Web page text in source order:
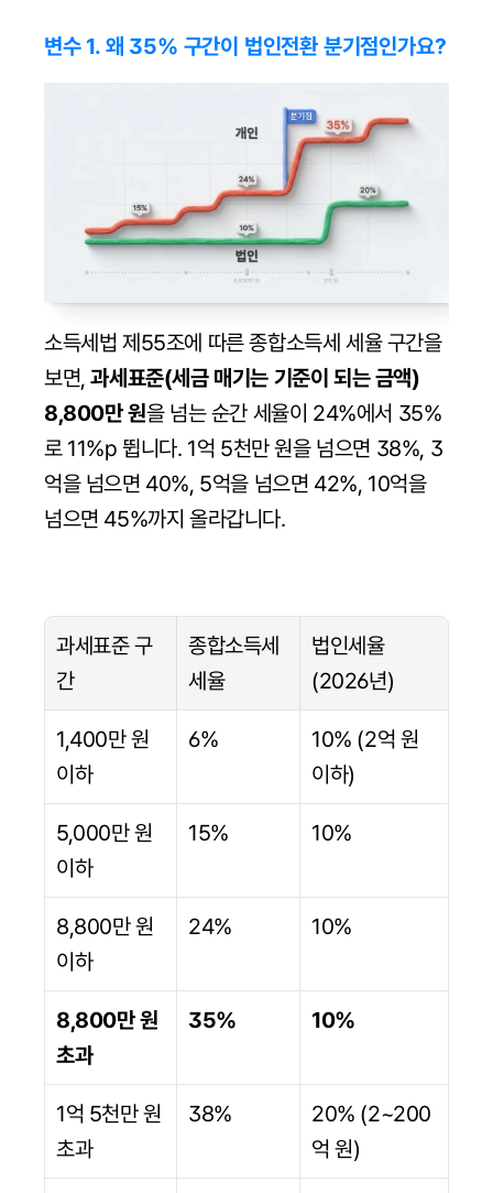
변수 1. 왜 35% 구간이 법인전환 분기점인가요?
소득세법 제55조에 따른 종합소득세 세율 구간을
보면, 과세표준(세금 매기는 기준이 되는 금액)
8,800만 원을 넘는 순간 세율이 24%에서 35%
로 11%p 뜁니다. 1억 5천만 원을 넘으면 38%, 3
억을 넘으면 40%, 5억을 넘으면 42%, 10억을
넘으면 45%까지 올라갑니다.
과세표준 구
간
종합소득세
세율
법인세율
(2026년)
1,400만 원
이하
6%
10% (2억 원
이하)
5,000만 원
이하
15% 10%
8,800만 원
이하
24% 10%
8,800만 원
초과
35% 10%
1억 5천만 원
초과
38%
20% (2~200
억 원)